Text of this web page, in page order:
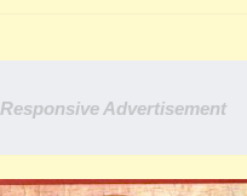
Responsive Advertisement